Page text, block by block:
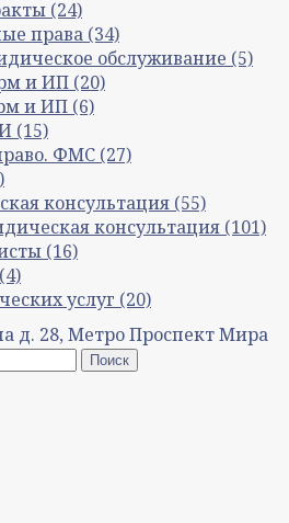
(24)
права (34)
обслуживание (5)
и ИП (20)
и ИП (6)
(15)
ФМС (27)
консультация (55)
консультация (101)
(16)
(4)
услуг (20)
д. 28, Метро Проспект Мира